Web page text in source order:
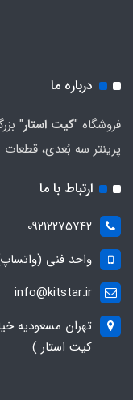
درباره ما
فروشگاه "کیت استار"
پرینتر سه بُعدی، قطعات
ارتباط با ما
09212275742
واحد فنی (واتساپ)
info@kitstar.ir
تهران مسعودیه
کیت استار )